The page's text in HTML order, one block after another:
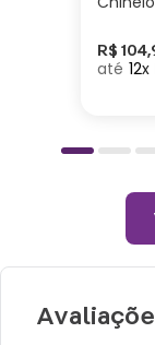
Cuidados e
detergente
Não utilizar
Choques
produto de
R$ 104,
12